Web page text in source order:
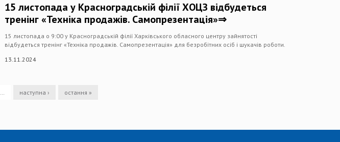
15 листопада у Красноградській філії ХОЦЗ відбудеться
тренінг «Техніка продажів. Самопрезентація»⇒
15 листопада о 9:00 у Красноградській філії Харківського обласного центру зайнятості
відбудеться тренінг «Техніка продажів. Самопрезентація» для безробітних осіб і шукачів роботи.
13.11.2024
… наступна › остання »